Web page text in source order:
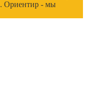
Ориентир - мы